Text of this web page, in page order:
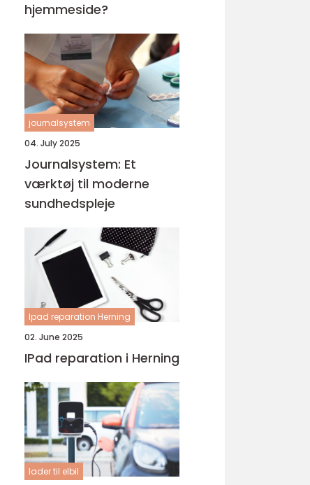
hjemmeside?
journalsystem
04. July 2025
Journalsystem: Et
værktøj til moderne
sundhedspleje
Ipad reparation Herning
02. June 2025
IPad reparation i Herning
lader til elbil